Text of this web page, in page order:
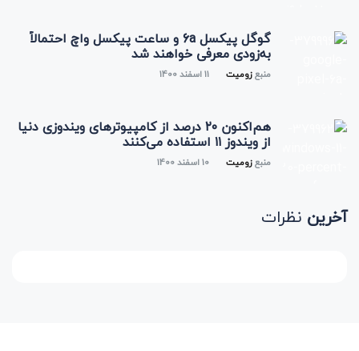
گوگل پیکسل 6a و ساعت پیکسل واچ احتمالاً
به‌زودی معرفی خواهند شد
منبعزومیت 11 اسفند 1400
هم‌اکنون ۲۰ درصد از کامپیوترهای ویندوزی دنیا
از ویندوز ۱۱ استفاده می‌کنند
منبعزومیت 10 اسفند 1400
آخرین نظرات